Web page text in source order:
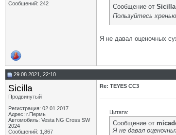
Сообщений: 242
Сообщение от Sicilla
Пользуйтесь
Я не давал оценочных
29.08.2021, 22:10
Sicilla
Продвинутый
Регистрация: 02.01.2017
Адрес: г.Пермь
Автомобиль: Vesta NG Cross SW
2024
Сообщений: 1,867
Re: TEYES CC3
Цитата:
Сообщение от
Я не давал